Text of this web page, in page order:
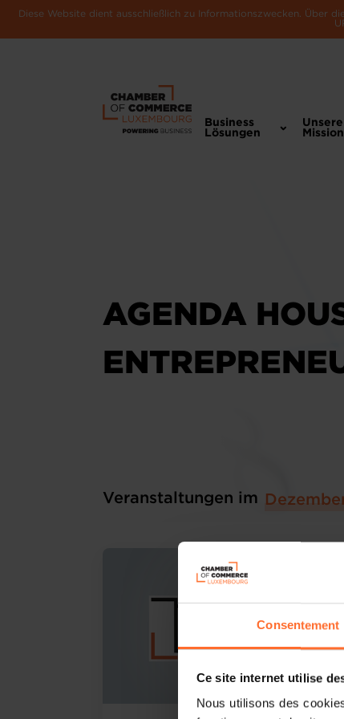
Consentement
Ce site internet utilise
Nous utilisons des
Diese Website dient ausschließlich zu Informationszwecken. Über
Business
Lösungen
Unsere
AGENDA
Veranstaltungen im